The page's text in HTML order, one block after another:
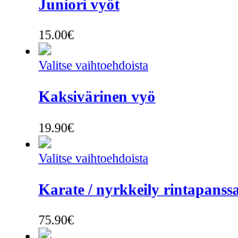
Juniori vyöt
15.00€
Valitse vaihtoehdoista
Kaksivärinen vyö
19.90€
Valitse vaihtoehdoista
Karate / nyrkkeily
75.90€